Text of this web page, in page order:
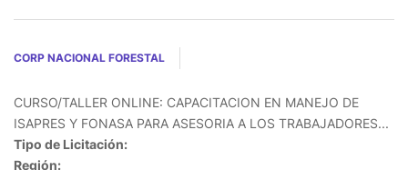
CORP NACIONAL FORESTAL
CURSO/TALLER ONLINE: CAPACITACION EN MANEJO DE
ISAPRES Y FONASA PARA ASESORIA A LOS TRABAJADORES...
Tipo de Licitación:
Región: